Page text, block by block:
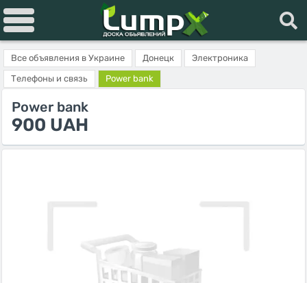
Все объявления в Украине Донецк
Электроника
Телефоны и связь
Power bank
Power bank
900 UAH